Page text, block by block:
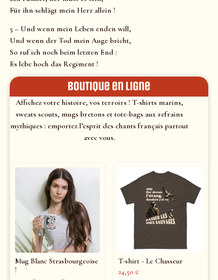
Für ihn schlägt mein Herz allein !
5 – Und wenn mein Leben enden will,
Und wenn der Tod mein Auge bricht,
So ruf ich noch beim letzten End :
Es lebe hoch das Regiment !
Boutique en ligne
Affichez votre histoire, vos terroirs ! T-shirts marins,
sweats scouts, mugs bretons et tote-bags aux refrains
mythiques : emportez l’esprit des chants français partout
avec vous.
Mug Blanc Strasbourgeoise
!
T-shirt - Le Chasseur
24,50 €